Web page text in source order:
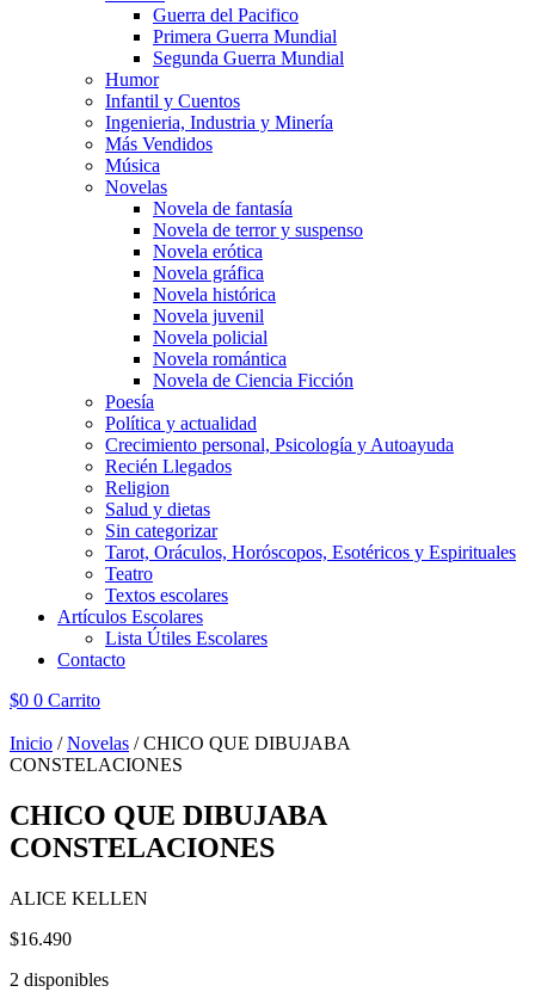
Guerra del Pacifico
Primera Guerra Mundial
Segunda Guerra Mundial
Humor
Infantil y Cuentos
Ingenieria, Industria y Minería
Más Vendidos
Música
Novelas
Novela de fantasía
Novela de terror y suspenso
Novela erótica
Novela gráfica
Novela histórica
Novela juvenil
Novela policial
Novela romántica
Novela de Ciencia Ficción
Poesía
Política y actualidad
Crecimiento personal, Psicología y Autoayuda
Recién Llegados
Religion
Salud y dietas
Sin categorizar
Tarot, Oráculos, Horóscopos, Esotéricos y Espirituales
Teatro
Textos escolares
Artículos Escolares
Lista Útiles Escolares
Contacto
$0 0 Carrito
Inicio /Novelas / CHICO QUE DIBUJABA
CONSTELACIONES
CHICO QUE DIBUJABA
CONSTELACIONES
ALICE KELLEN
$16.490
2 disponibles